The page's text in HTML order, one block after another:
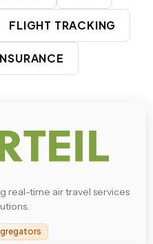
FLIGHT TRACKING
real-time air travel services